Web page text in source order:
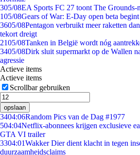
305/08EA Sports FC 27 toont The Grounds-
105/08Gears of War: E-Day open beta
3605/08Pentagon verbruikt meer raketten
tekort dreigt
2105/08Tanken in België wordt nóg
3405/08Dirk sluit supermarkt op de Wallen
agressie
Actieve items
Actieve items
Scrollbar gebruiken
opslaan
3404:06Random Pics van de Dag #1977
504:04Netflix-abonnees krijgen exclusieve
GTA VI trailer
3304:01Wakker Dier dient klacht in tegen
duurzaamheidsclaims